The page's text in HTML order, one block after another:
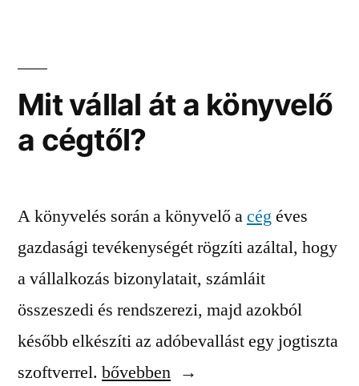
Mit vállal át a könyvelő
a cégtől?
A könyvelés során a könyvelő acégéves
gazdasági tevékenységét rögzíti azáltal, hogy
a vállalkozás bizonylatait, számláit
összeszedi és rendszerezi, majd azokból
később elkészíti az adóbevallást egy jogtiszta
szoftverrel. “Mit
bővebben